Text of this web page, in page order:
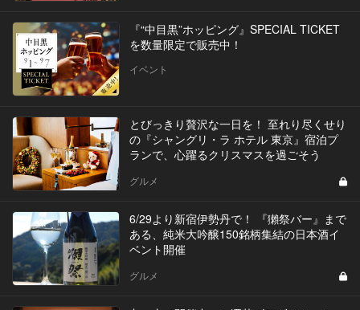
『“中目黒”ホッピング』SPECIAL TICKET
を数量限定で販売中！
イベント
とびっきり贅沢な一日を！ 至れり尽くせり
の『シャングリ・ラ ホテル 東京』宿泊プ
ランで、心躍るクリスマスを過ごそう
グルメ
6/29より新宿伊勢丹で！ 『獺祭バー』まで
ある、純米大吟醸150銘柄集結の日本酒イ
ベント開催
グルメ